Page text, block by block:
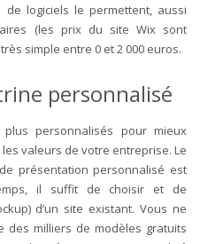
logiciels le permettent, aussi
(les prix du site Wix sont
simple entre 0 et 2 000 euros.
personnalisé
personnalisés pour mieux
valeurs de votre entreprise. Le
présentation personnalisé est
il suffit de choisir et de
d’un site existant. Vous ne
des milliers de modèles gratuits